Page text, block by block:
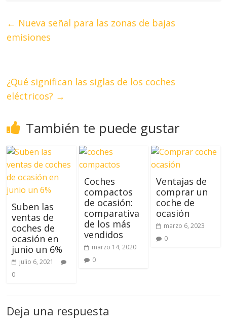
← Nueva señal para las zonas de bajas
emisiones
¿Qué significan las siglas de los coches
eléctricos? →
También te puede gustar
Suben las
ventas de
coches de
ocasión en
junio un 6%
julio 6, 2021
0
Coches
compactos
de ocasión:
comparativa
de los más
vendidos
marzo 14, 2020
0
Ventajas de
comprar un
coche de
ocasión
marzo 6, 2023
0
Deja una respuesta